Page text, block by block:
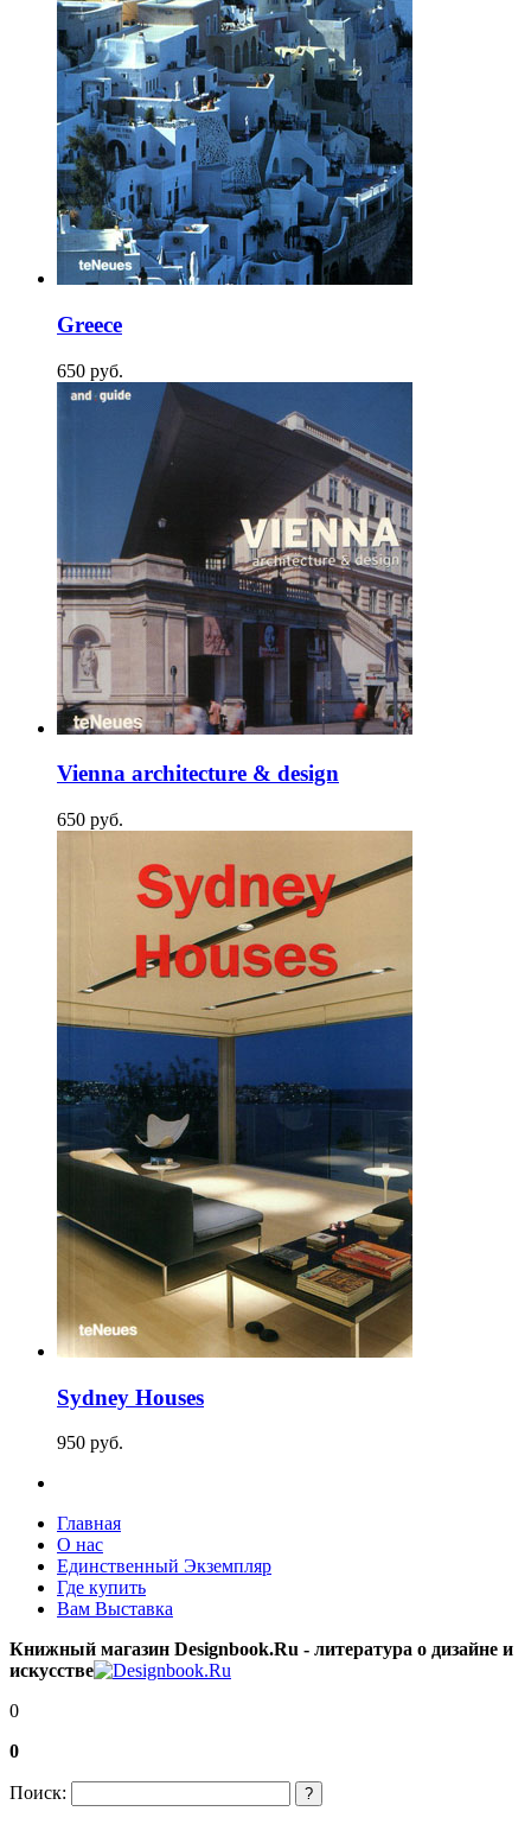
Greece
650 pуб.
Vienna architecture & design
650 pуб.
Sydney Houses
950 pуб.
Главная
О нас
Единственный Экземпляр
Где купить
Вам Выставка
Книжный магазин Designbook.Ru - литература о дизайне и
искусстве
0
0
Поиск: ?